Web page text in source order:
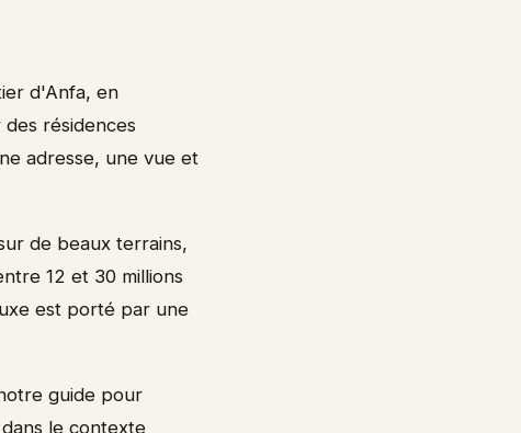
d'Anfa, en
résidences
adresse, une vue et
de beaux terrains,
12 et 30 millions
est porté par une
guide pour
le contexte